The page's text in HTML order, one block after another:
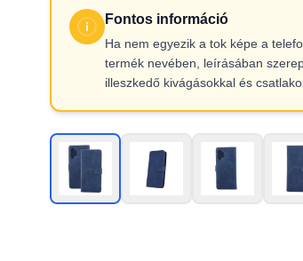
Fontos információ
Ha nem egyezik a tok képe a
termék nevében, leírásában
illeszkedő kivágásokkal és